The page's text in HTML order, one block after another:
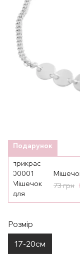
Подарунок
73 грн
Розмір
17-20см